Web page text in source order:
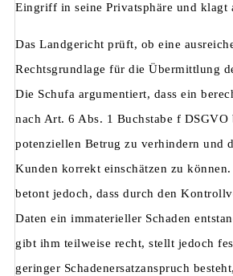
Eingriff in seine Privatsphäre und klagt
Das Landgericht prüft, ob eine
Rechtsgrundlage für die Übermittlung
Die Schufa argumentiert, dass ein
nach Art. 6 Abs. 1 Buchstabe f DSGVO
potenziellen Betrug zu verhindern und
Kunden korrekt einschätzen zu
betont jedoch, dass durch den
Daten ein immaterieller Schaden
gibt ihm teilweise recht, stellt jedoch
geringer Schadenersatzanspruch